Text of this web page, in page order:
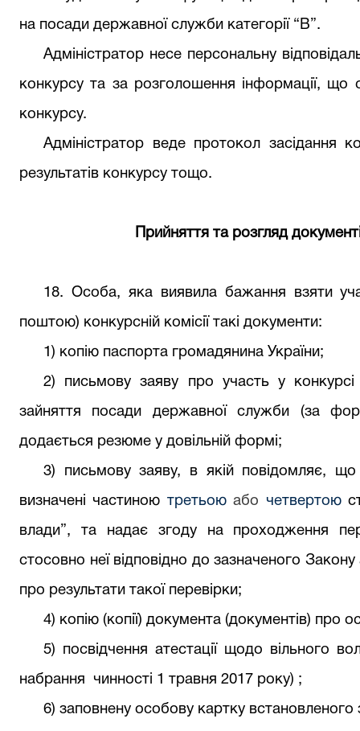
на посади державної служби категорії “В”.
Адміністратор несе персональну
конкурсу та за розголошення інформації, що
конкурсу.
Адміністратор веде протокол засідання
результатів конкурсу тощо.
Прийняття та розгляд
18. Особа, яка виявила бажання взяти
поштою) конкурсній комісії такі документи:
1) копію паспорта громадянина України;
2) письмову заяву про участь у
зайняття посади державної служби (за
додається резюме у довільній формі;
3) письмову заяву, в якій повідомляє,
визначені частиною третьою або четвертою
влади”, та надає згоду на проходження
стосовно неї відповідно до зазначеного
про результати такої перевірки;
4) копію (копії) документа (документів) про
5) посвідчення атестації щодо вільного
набрання чинності 1 травня 2017 року) ;
6) заповнену особову картку встановленого